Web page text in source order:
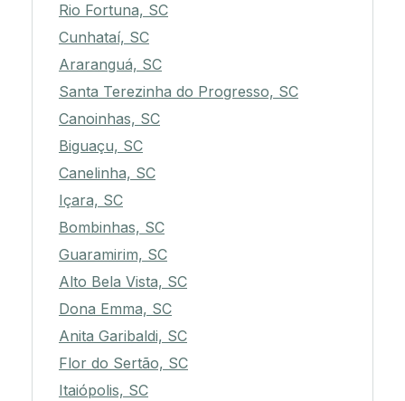
Rio Fortuna, SC
Cunhataí, SC
Araranguá, SC
Santa Terezinha do Progresso, SC
Canoinhas, SC
Biguaçu, SC
Canelinha, SC
Içara, SC
Bombinhas, SC
Guaramirim, SC
Alto Bela Vista, SC
Dona Emma, SC
Anita Garibaldi, SC
Flor do Sertão, SC
Itaiópolis, SC